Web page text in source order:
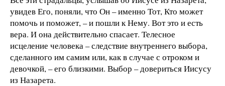
увидев Его, поняли, что Он – именно Тот, Кто может
помочь и поможет, – и пошли к Нему. Вот это и есть
вера. И она действительно спасает. Телесное
исцеление человека – следствие внутреннего выбора,
сделанного им самим или, как в случае с отроком и
девочкой, – его близкими. Выбор – довериться Иисусу
из Назарета.